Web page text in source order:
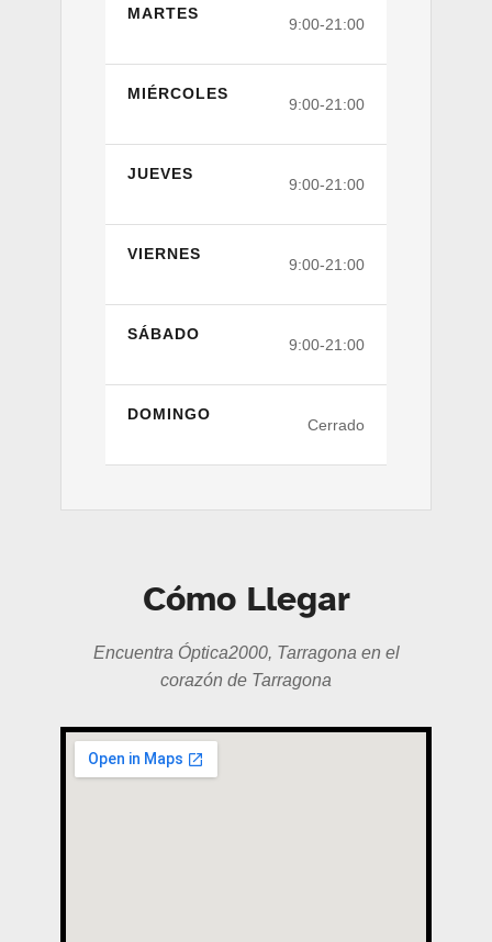
MARTES
9:00-21:00
MIÉRCOLES
9:00-21:00
JUEVES
9:00-21:00
VIERNES
9:00-21:00
SÁBADO
9:00-21:00
DOMINGO
Cerrado
Cómo Llegar
Encuentra Óptica2000, Tarragona en el
corazón de Tarragona